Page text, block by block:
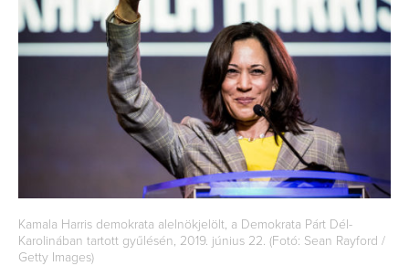
Kamala Harris demokrata alelnökjelölt, a Demokrata Párt Dél-
Karolinában tartott gyűlésén, 2019. június 22. (Fotó: Sean Rayford /
Getty Images)